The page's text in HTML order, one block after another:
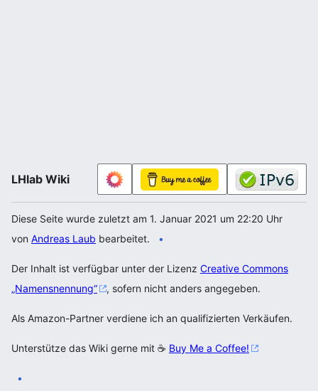
LHlab Wiki
Diese Seite wurde zuletzt am 1. Januar 2021 um 22:20 Uhr
von Andreas Laub bearbeitet.
Der Inhalt ist verfügbar unter der Lizenz Creative Commons
„Namensnennung“
, sofern nicht anders angegeben.
Als Amazon-Partner verdiene ich an qualifizierten Verkäufen.
Unterstütze das Wiki gerne mit ☕ Buy Me a Coffee!